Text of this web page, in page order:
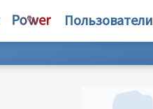
Пользователи